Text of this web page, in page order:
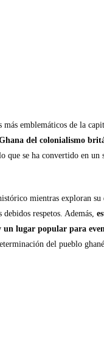
emblemáticos de la
del colonialismo
que se ha convertido en
mientras exploran
respetos. Además,
lugar popular para
del pueblo